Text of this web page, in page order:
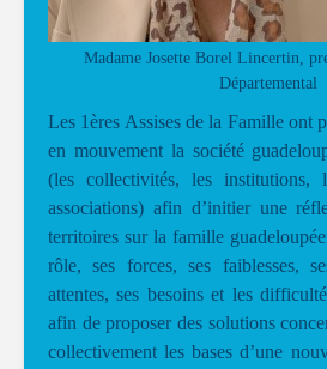
Madame Josette Borel Lincertin,
Départemental
Les 1ères Assises de la Famille ont
en mouvement la société
(les collectivités, les institutions,
associations) afin d’initier une
territoires sur la famille
rôle, ses forces, ses faiblesses,
attentes, ses besoins et les
afin de proposer des solutions
collectivement les bases d’une